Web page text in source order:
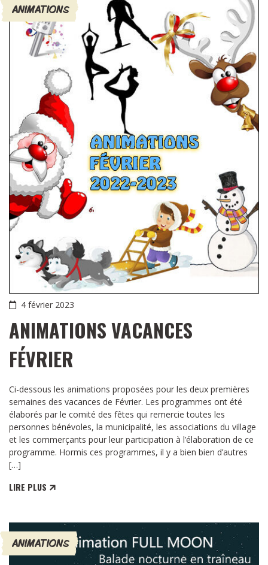
ANIMATIONS
4 février 2023
ANIMATIONS VACANCES
FÉVRIER
Ci-dessous les animations proposées pour les deux premières
semaines des vacances de Février. Les programmes ont été
élaborés par le comité des fêtes qui remercie toutes les
personnes bénévoles, la municipalité, les associations du village
et les commerçants pour leur participation à l’élaboration de ce
programme. Hormis ces programmes, il y a bien bien d’autres
[…]
LIRE PLUS
ANIMATIONS